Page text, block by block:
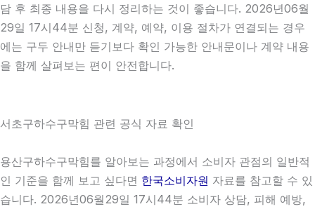
담 후 최종 내용을 다시 정리하는 것이 좋습니다. 2026년06월
29일 17시44분 신청, 계약, 예약, 이용 절차가 연결되는 경우
에는 구두 안내만 듣기보다 확인 가능한 안내문이나 계약 내용
을 함께 살펴보는 편이 안전합니다.
서초구하수구막힘 관련 공식 자료 확인
용산구하수구막힘를 알아보는 과정에서 소비자 관점의 일반적
인 기준을 함께 보고 싶다면 한국소비자원 자료를 참고할 수 있
습니다. 2026년06월29일 17시44분 소비자 상담, 피해 예방,